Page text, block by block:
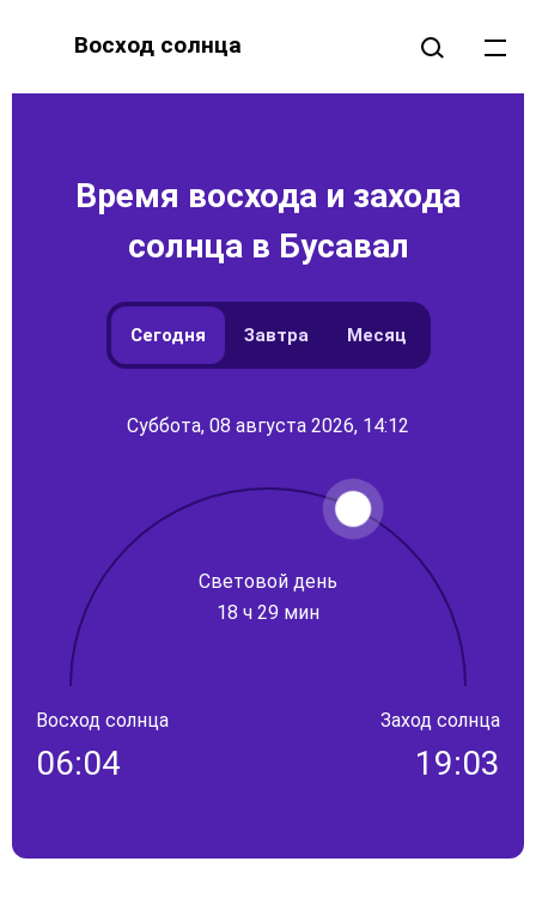
Восход солнца
Время восхода и захода
солнца в Бусавал
Сегодня Завтра Месяц
Суббота, 08 августа 2026, 14:12
Световой день
18 ч 29 мин
Восход солнца
06:04
Заход солнца
19:03